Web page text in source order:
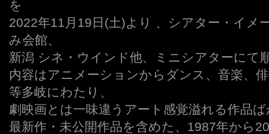
を
2022年11月19日(土)より 、シアター・イメ
み会館、
新潟 シネ・ウインド他、ミニシアターにて
内容はアニメーションからダンス、音楽、
等多岐にわたり、
劇映画とは一味違うアート感覚溢れる作品
最新作・未公開作品を含めた、1987年から